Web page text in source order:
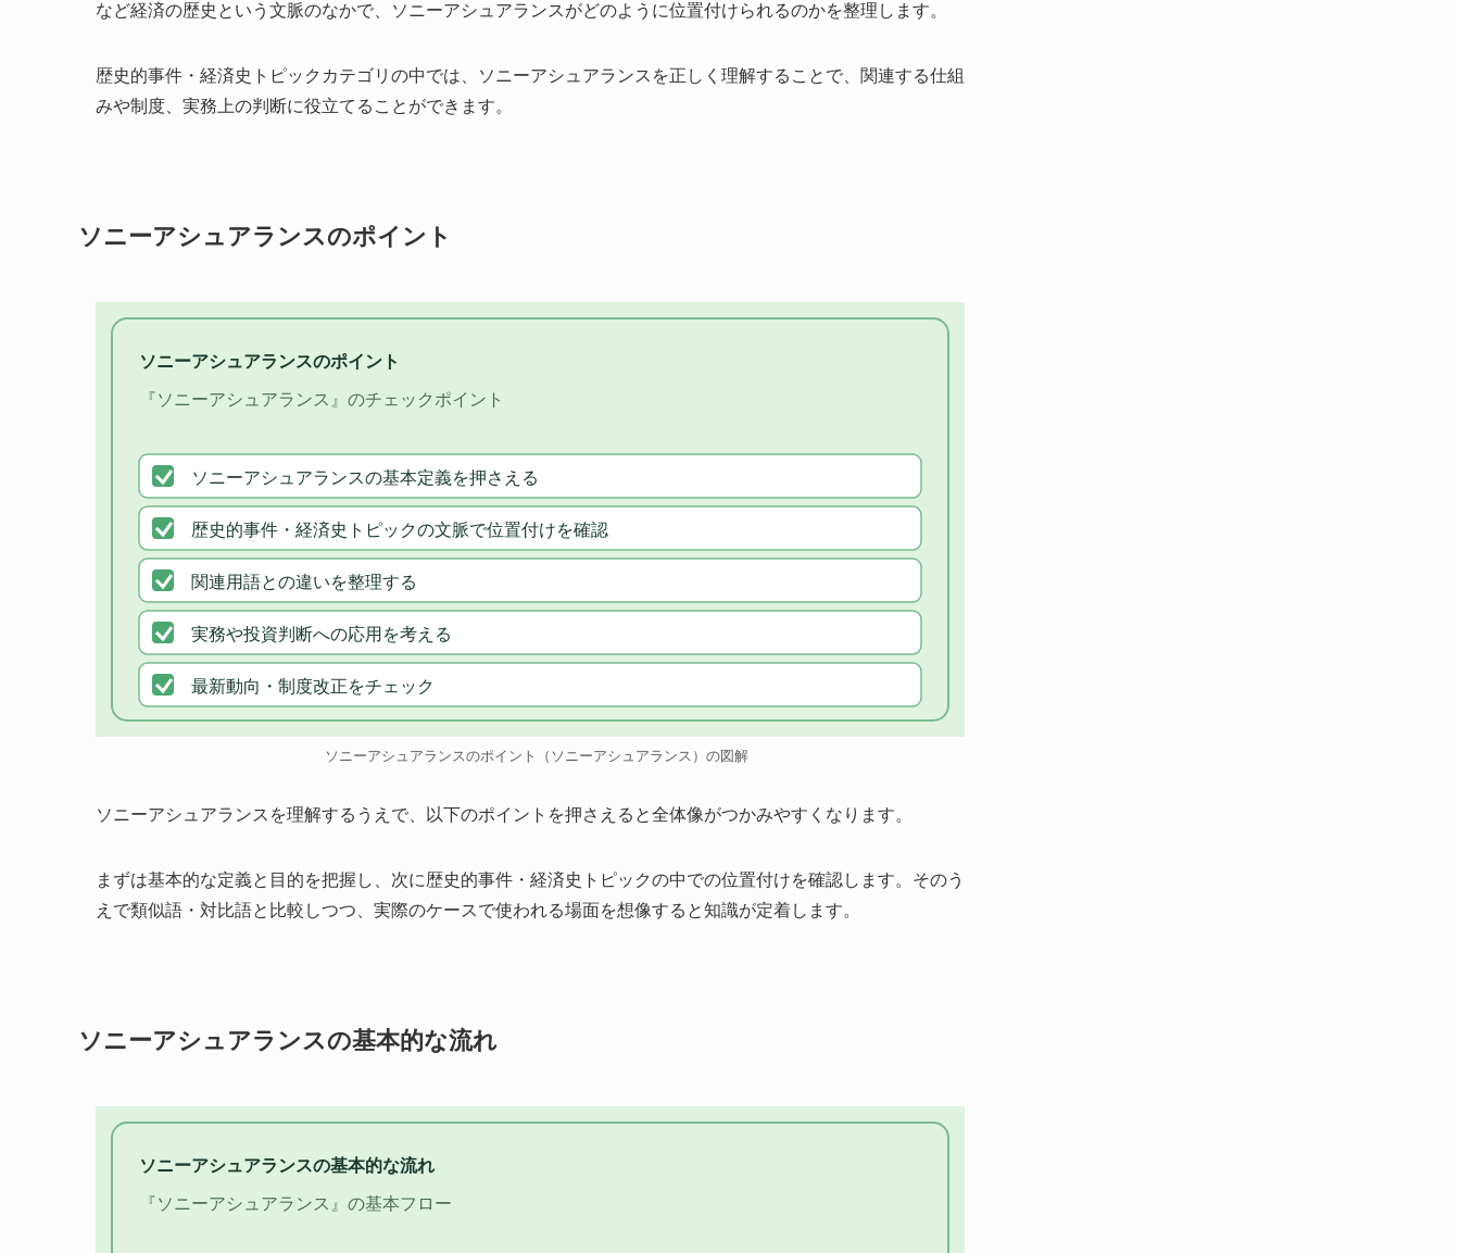
など経済の歴史という文脈のなかで、ソニーアシュアランスがどのように位置付けられるのかを整理します。
歴史的事件・経済史トピックカテゴリの中では、ソニーアシュアランスを正しく理解することで、関連する仕組
みや制度、実務上の判断に役立てることができます。
ソニーアシュアランスのポイント
ソニーアシュアランスのポイント
『ソニーアシュアランス』のチェックポイント
ソニーアシュアランスの基本定義を押さえる
歴史的事件・経済史トピックの文脈で位置付けを確認
関連用語との違いを整理する
実務や投資判断への応用を考える
最新動向・制度改正をチェック
ソニーアシュアランスのポイント（ソニーアシュアランス）の図解
ソニーアシュアランスを理解するうえで、以下のポイントを押さえると全体像がつかみやすくなります。
まずは基本的な定義と目的を把握し、次に歴史的事件・経済史トピックの中での位置付けを確認します。そのう
えで類似語・対比語と比較しつつ、実際のケースで使われる場面を想像すると知識が定着します。
ソニーアシュアランスの基本的な流れ
ソニーアシュアランスの基本的な流れ
『ソニーアシュアランス』の基本フロー